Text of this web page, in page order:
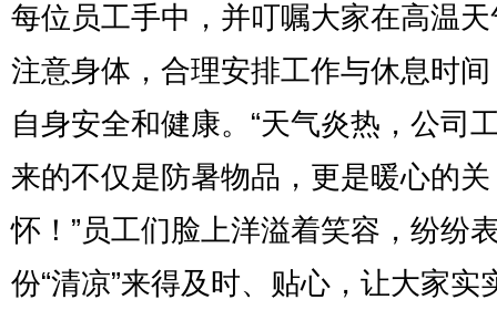
每位员工手中，并叮嘱大家在高温
注意身体，合理安排工作与休息时
自身安全和健康。“天气炎热，公司
来的不仅是防暑物品，更是暖心的关
怀！”员工们脸上洋溢着笑容，纷纷
份“清凉”来得及时、贴心，让大家实